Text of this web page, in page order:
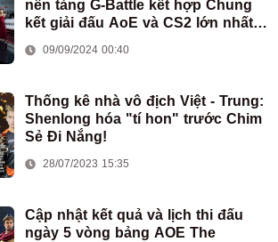
nền tảng G-Battle kết hợp Chung
kết giải đấu AoE và CS2 lớn nhất
09/09/2024 00:40
Thống kê nhà vô địch Việt - Trung:
Shenlong hóa "tí hon" trước Chim
Sẻ Đi Nắng!
28/07/2023 15:35
Cập nhật kết quả và lịch thi đấu
ngày 5 vòng bảng AOE The